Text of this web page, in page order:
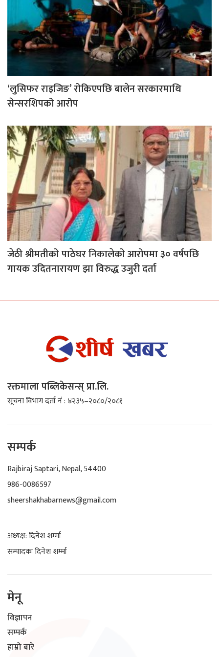
‘लुसिफर राइजिङ’ रोकिएपछि बालेन सरकारमाथि
सेन्सरशिपको आरोप
जेठी श्रीमतीको पाठेघर निकालेको आरोपमा ३० वर्षपछि
गायक उदितनारायण झा विरुद्ध उजुरी दर्ता
रक्तमाला पब्लिकेसन्स् प्रा.लि.
सूचना विभाग दर्ता नं : ४२३५–२०८०/२०८१
सम्पर्क
Rajbiraj Saptari, Nepal, 54400
986-0086597
sheershakhabarnews@gmail.com
अध्यक्ष: दिनेश शर्म्मा
सम्पादकः दिनेश शर्म्मा
मेनू
विज्ञापन
सम्पर्क
हाम्रो बारे